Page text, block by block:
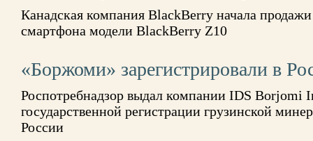
Канадская компания BlackBerry начала
смартфона модели BlackBerry Z10
«Боржоми» зарегистрировали в
Роспотребнадзор выдал компании IDS Borjomi
государственной регистрации грузинской
России